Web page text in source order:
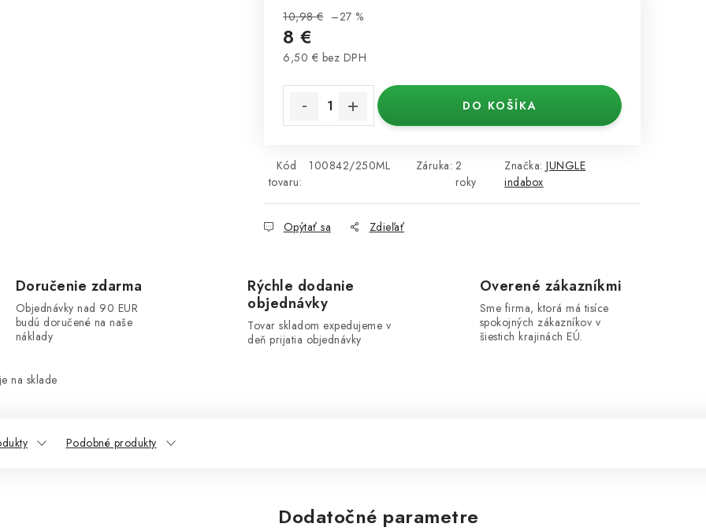
10,98 € –27 %
8 €
6,50 € bez DPH
DO KOŠÍKA
Kód
tovaru:
100842/250ML Záruka: 2
roky
Značka:JUNGLE
indabox
Opýtať sa Zdieľať
Doručenie zdarma
Objednávky nad 90 EUR
budú doručené na naše
náklady
Rýchle dodanie
objednávky
Tovar skladom expedujeme v
deň prijatia objednávky
Overené zákazníkmi
Sme firma, ktorá má tisíce
spokojných zákazníkov v
šiestich krajinách EÚ.
na sklade
Podobné produkty
Dodatočné parametre